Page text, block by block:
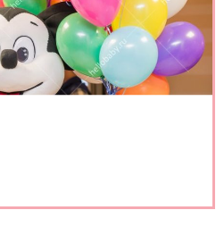
мессенджер)
Ваше имя:*
Имя мужа:*
Его телефон:*